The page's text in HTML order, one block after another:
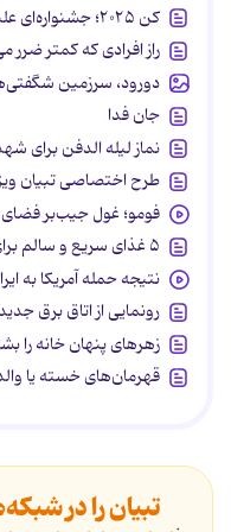
کن ۲۰۲۵؛ جشنواره‌ای علیه خانواده
راز افرادی که کمتر ضرر
دورود، سرزمین
جان فدا
نماز لیله الدفن برای
طرح اختصاصی تبیان
فومو؛ غول جیب‌بر
۵ غذای سریع و سالم برای طبیعت‌گردی
نتیجه حمله آمریکا به
رونمایی از اتاق برق
زهرهای پنهان خانه را
قهرمان‌های خسته یا
تبیان را در